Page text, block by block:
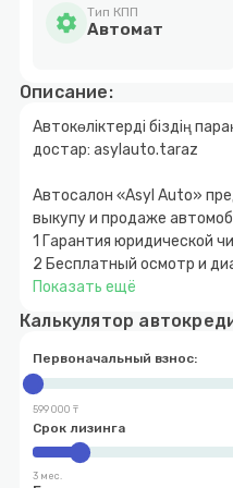
settings Тип КПП
Автомат
Описание:
Автокөліктерді біздің
достар: asylauto.taraz
Автосалон «Asyl Auto»
выкупу и продаже
1 Гарантия юридической
2 Бесплатный осмотр и
3 Быстрое и прозрачное
расчет
5 Возможность покупки
первоначальным взносом
6 Обмен автомобиля с
7 Выкуп вашего автомобиля
Показать ещё
Калькулятор
Первоначальный взнос:
599 000 ₸
Срок лизинга
3 мес.